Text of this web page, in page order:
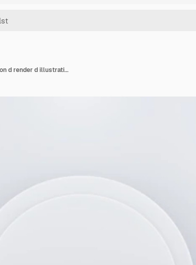
Podium i abstrakt vit komposition för produktpresentation d render d illustration